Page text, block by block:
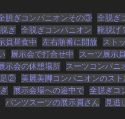
脱ぎコンパニオンその③ 全脱ぎ
ぎ 全脱ぎコンパニオン
靴脱げ
員昼食中 左右順番に開放
スト
展示会で打合せ中
スーツ展示
展示会の休憩場所
スーツコンパニ
足②
美麗美脚コンパニオンのス
展示会場への途中で 全脱ぎコ
パンツスーツの展示員さん
見逃